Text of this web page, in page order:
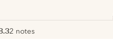
2 notes